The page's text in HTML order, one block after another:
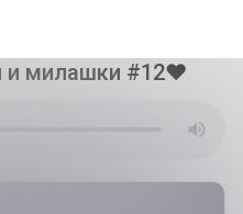
и милашки #12❤